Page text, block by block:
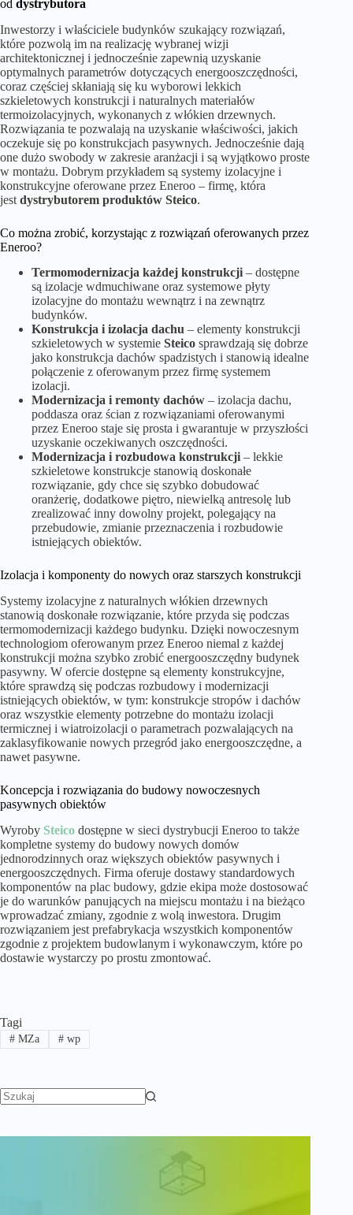
od dystrybutora
Inwestorzy i właściciele budynków szukający rozwiązań,
które pozwolą im na realizację wybranej wizji
architektonicznej i jednocześnie zapewnią uzyskanie
optymalnych parametrów dotyczących energooszczędności,
coraz częściej skłaniają się ku wyborowi lekkich
szkieletowych konstrukcji i naturalnych materiałów
termoizolacyjnych, wykonanych z włókien drzewnych.
Rozwiązania te pozwalają na uzyskanie właściwości, jakich
oczekuje się po konstrukcjach pasywnych. Jednocześnie dają
one dużo swobody w zakresie aranżacji i są wyjątkowo proste
w montażu. Dobrym przykładem są systemy izolacyjne i
konstrukcyjne oferowane przez Eneroo – firmę, która
jest dystrybutorem produktów Steico.
Co można zrobić, korzystając z rozwiązań oferowanych przez
Eneroo?
Termomodernizacja każdej konstrukcji – dostępne
są izolacje wdmuchiwane oraz systemowe płyty
izolacyjne do montażu wewnątrz i na zewnątrz
budynków.
Konstrukcja i izolacja dachu – elementy konstrukcji
szkieletowych w systemie Steico sprawdzają się dobrze
jako konstrukcja dachów spadzistych i stanowią idealne
połączenie z oferowanym przez firmę systemem
izolacji.
Modernizacja i remonty dachów – izolacja dachu,
poddasza oraz ścian z rozwiązaniami oferowanymi
przez Eneroo staje się prosta i gwarantuje w przyszłości
uzyskanie oczekiwanych oszczędności.
Modernizacja i rozbudowa konstrukcji – lekkie
szkieletowe konstrukcje stanowią doskonałe
rozwiązanie, gdy chce się szybko dobudować
oranżerię, dodatkowe piętro, niewielką antresolę lub
zrealizować inny dowolny projekt, polegający na
przebudowie, zmianie przeznaczenia i rozbudowie
istniejących obiektów.
Izolacja i komponenty do nowych oraz starszych konstrukcji
Systemy izolacyjne z naturalnych włókien drzewnych
stanowią doskonałe rozwiązanie, które przyda się podczas
termomodernizacji każdego budynku. Dzięki nowoczesnym
technologiom oferowanym przez Eneroo niemal z każdej
konstrukcji można szybko zrobić energooszczędny budynek
pasywny. W ofercie dostępne są elementy konstrukcyjne,
które sprawdzą się podczas rozbudowy i modernizacji
istniejących obiektów, w tym: konstrukcje stropów i dachów
oraz wszystkie elementy potrzebne do montażu izolacji
termicznej i wiatroizolacji o parametrach pozwalających na
zaklasyfikowanie nowych przegród jako energooszczędne, a
nawet pasywne.
Koncepcja i rozwiązania do budowy nowoczesnych
pasywnych obiektów
Wyroby Steico dostępne w sieci dystrybucji Eneroo to także
kompletne systemy do budowy nowych domów
jednorodzinnych oraz większych obiektów pasywnych i
energooszczędnych. Firma oferuje dostawy standardowych
komponentów na plac budowy, gdzie ekipa może dostosować
je do warunków panujących na miejscu montażu i na bieżąco
wprowadzać zmiany, zgodnie z wolą inwestora. Drugim
rozwiązaniem jest prefabrykacja wszystkich komponentów
zgodnie z projektem budowlanym i wykonawczym, które po
dostawie wystarczy po prostu zmontować.
Tagi
#MZa #wp